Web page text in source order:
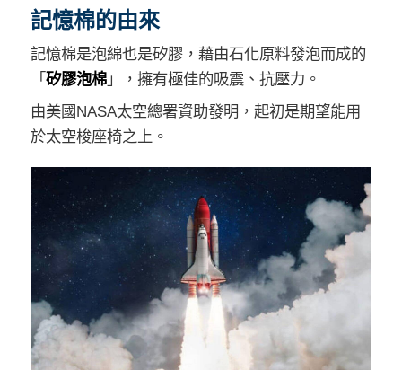
記憶棉的由來
記憶棉是泡綿也是矽膠，藉由石化原料發泡而成的
「 矽膠泡棉」，擁有極佳的吸震、抗壓力。
由美國NASA太空總署資助發明，起初是期望能用
於太空梭座椅之上。